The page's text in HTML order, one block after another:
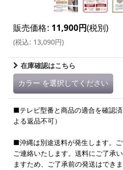
販売価格: 11,900円(税別)
(税込: 13,090円)
在庫確認はこちら
カラー を選択してください
■テレビ型番と商品の適合を確認
よる返品不可）
■沖縄は別途送料が発生します。ご
ご連絡いたします。送料にご了承
ますため、ご了承前の発送はできま